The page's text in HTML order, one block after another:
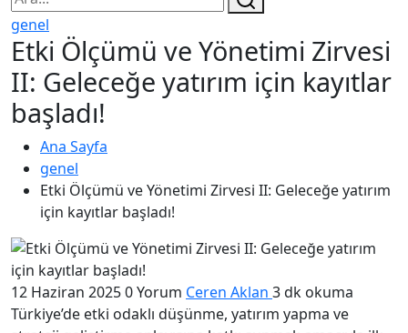
genel
Etki Ölçümü ve Yönetimi Zirvesi
II: Geleceğe yatırım için kayıtlar
başladı!
Ana Sayfa
genel
Etki Ölçümü ve Yönetimi Zirvesi II: Geleceğe yatırım
için kayıtlar başladı!
12 Haziran 20250 Yorum Ceren Aklan 3 dk okuma
Türkiye’de etki odaklı düşünme, yatırım yapma ve